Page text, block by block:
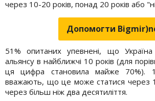
через 10-20 років, понад 20 років або
Допомогти
51% опитаних упевнені, що
альянсу в найближчі 10 років (для
ця цифра становила майже 70%).
вважають, що це може статися через
через більш ніж два десятиліття.